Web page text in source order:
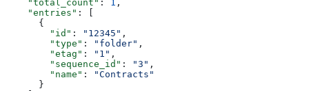
    "total_count"
: 1 ,
    "entries"
: [
      {
        "id"
: "12345" ,
        "type"
: "folder" ,
        "etag"
: "1" ,
        "sequence_id"
: "3" ,
        "name"
:
"Contracts"
      }